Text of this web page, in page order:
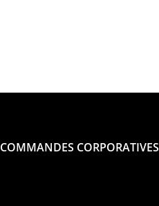
COMMANDES CORPORATIVES